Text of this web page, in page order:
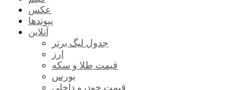
عکس
پیوندها
آنلاین
جدول لیگ برتر
ارز
قیمت طلا و سکه
بورس
قیمت خودرو داخلی